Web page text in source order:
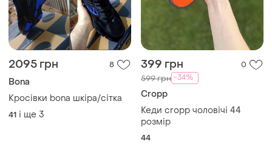
2095 грн 8
Bona
Кросівки bona шкіра/сітка
41 і ще 3
399 грн 0
599 грн -34%
Cropp
Кеди cropp чоловічі 44
розмір
44